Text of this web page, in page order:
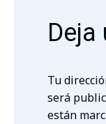
Deja
Tu
será
están